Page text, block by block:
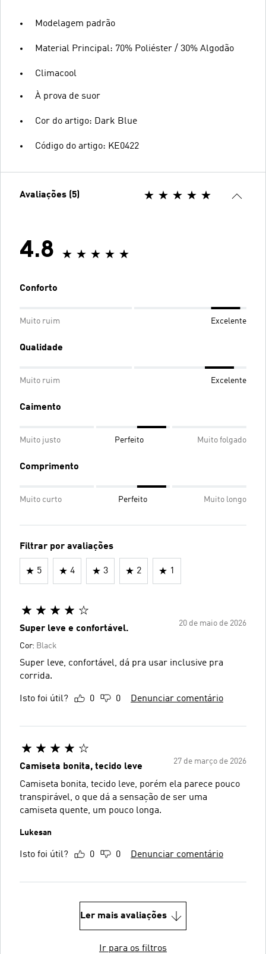
Modelagem padrão
Material Principal: 70% Poliéster / 30% Algodão
Climacool
À prova de suor
Cor do artigo: Dark Blue
Código do artigo: KE0422
Avaliações (5)
4.8
Conforto
Muito ruim Excelente
Qualidade
Muito ruim Excelente
Caimento
Muito justo Perfeito Muito folgado
Comprimento
Muito curto Perfeito Muito longo
Filtrar por avaliações
5 4 3 2 1
20 de maio de 2026
Super leve e confortável.
Cor: Black
Super leve, confortável, dá pra usar inclusive pra
corrida.
Isto foi útil? 0 0 Denunciar comentário
27 de março de 2026
Camiseta bonita, tecido leve
Camiseta bonita, tecido leve, porém ela parece pouco
transpirável, o que dá a sensação de ser uma
camiseta quente, um pouco longa.
Lukesan
Isto foi útil? 0 0 Denunciar comentário
Ler mais avaliações
Ir para os filtros